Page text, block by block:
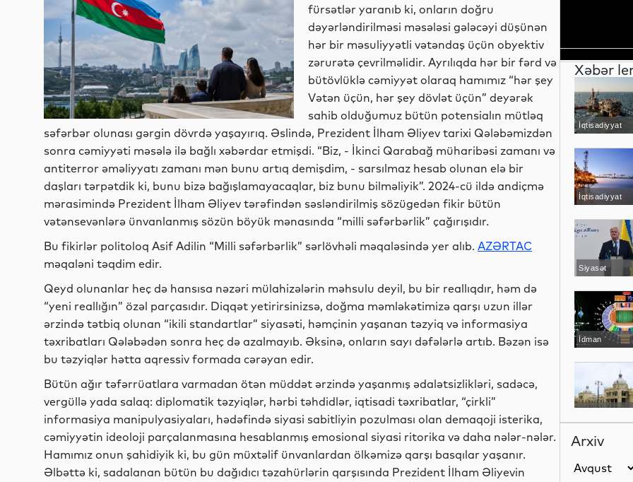
fürsətlər yaranıb ki, onların doğru
dəyərləndirilməsi məsələsi gələcəyi düşünən
hər bir məsuliyyətli vətəndaş üçün obyektiv
zərurətə çevrilməlidir. Ayrılıqda hər bir fərd və
bütövlüklə cəmiyyət olaraq hamımız “hər şey
Vətən üçün, hər şey dövlət üçün” deyərək
sahib olduğumuz bütün potensialın mütləq
səfərbər olunası gərgin dövrdə yaşayırıq. Əslində, Prezident İlham Əliyev tarixi Qələbəmizdən
sonra cəmiyyəti məsələ ilə bağlı xəbərdar etmişdi. “Biz, - İkinci Qarabağ müharibəsi zamanı və
antiterror əməliyyatı zamanı mən bunu artıq demişdim, - sarsılmaz hesab olunan elə bir
daşları tərpətdik ki, bunu bizə bağışlamayacaqlar, biz bunu bilməliyik”. 2024-cü ildə andiçmə
mərasimində Prezident İlham Əliyev tərəfindən səsləndirilmiş sözügedən fikir bütün
vətənsevənlərə ünvanlanmış sözün böyük mənasında “milli səfərbərlik” çağırışıdır.
Bu fikirlər politoloq Asif Adilin “Milli səfərbərlik” sərlövhəli məqaləsində yer alıb. AZƏRTAC
məqaləni təqdim edir.
Qeyd olunanlar heç də hansısa nəzəri mülahizələrin məhsulu deyil, bu bir reallıqdır, həm də
“yeni reallığın” özəl parçasıdır. Diqqət yetirirsinizsə, doğma məmləkətimizə qarşı uzun illər
ərzində tətbiq olunan “ikili standartlar” siyasəti, həmçinin yaşanan təzyiq və informasiya
təxribatları Qələbədən sonra heç də azalmayıb. Əksinə, onların sayı dəfələrlə artıb. Bəzən isə
bu təzyiqlər hətta aqressiv formada cərəyan edir.
Bütün ağır təfərrüatlara varmadan ötən müddət ərzində yaşanmış ədalətsizlikləri, sadəcə,
vergüllə yada salaq: diplomatik təzyiqlər, hərbi təhdidlər, iqtisadi təxribatlar, “çirkli”
informasiya manipulyasiyaları, hədəfində siyasi sabitliyin pozulması olan demaqoji isterika,
cəmiyyətin ideoloji parçalanmasına hesablanmış emosional siyasi ritorika və daha nələr-nələr.
Hamımız onun şahidiyik ki, bu gün müxtəlif ünvanlardan ölkəmizə qarşı basqılar yaşanır.
Əlbəttə ki, sadalanan bütün bu dağıdıcı təzahürlərin qarşısında Prezident İlham Əliyevin
Xəbər
İqtisadiyyat
İqtisadiyyat
Siyasət
İdman
Elm
Arxiv